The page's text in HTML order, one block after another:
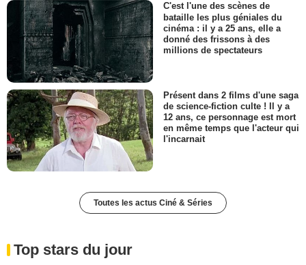
C'est l'une des scènes de
bataille les plus géniales du
cinéma : il y a 25 ans, elle a
donné des frissons à des
millions de spectateurs
Présent dans 2 films d'une saga
de science-fiction culte ! Il y a
12 ans, ce personnage est mort
en même temps que l'acteur qui
l'incarnait
Toutes les actus Ciné & Séries
Top stars du jour